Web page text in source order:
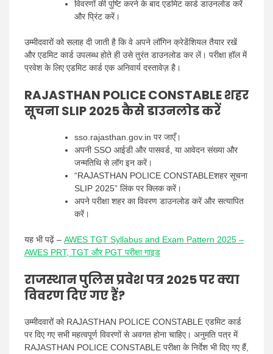
विवरणों की पुष्टि करने के बाद एडमिट कार्ड डाउनलोड करें
और प्रिंट करें।
उम्मीदवारों को सलाह दी जाती है कि वे अपने लॉगिन क्रेडेंशियल तैयार रखें
और एडमिट कार्ड उपलब्ध होते ही उसे तुरंत डाउनलोड कर लें। परीक्षा हॉल में
प्रवेश के लिए एडमिट कार्ड एक अनिवार्य दस्तावेज़ है।
RAJASTHAN POLICE CONSTABLE शहर
सूचना SLIP 2025 कैसे डाउनलोड करें
sso.rajasthan.gov.in पर जाएँ।
अपनी SSO आईडी और पासवर्ड, या आवेदन संख्या और
जन्मतिथि से लॉग इन करें।
“RAJASTHAN POLICE CONSTABLEशहर सूचना
SLIP 2025” लिंक पर क्लिक करें।
अपने परीक्षा शहर का विवरण डाउनलोड करें और सत्यापित
करें।
यह भी पढ़ें – AWES TGT Syllabus and Exam Pattern 2025 –
AWES PRT, TGT और PGT परीक्षा गाइड
राजस्थान पुलिस प्रवेश पत्र 2025 पर क्या
विवरण दिए गए हैं?
उम्मीदवारों को RAJASTHAN POLICE CONSTABLE एडमिट कार्ड
पर दिए गए सभी महत्वपूर्ण विवरणों से अवगत होना चाहिए। अनुमति पत्र में
RAJASTHAN POLICE CONSTABLE परीक्षा के निर्देश भी दिए गए हैं,